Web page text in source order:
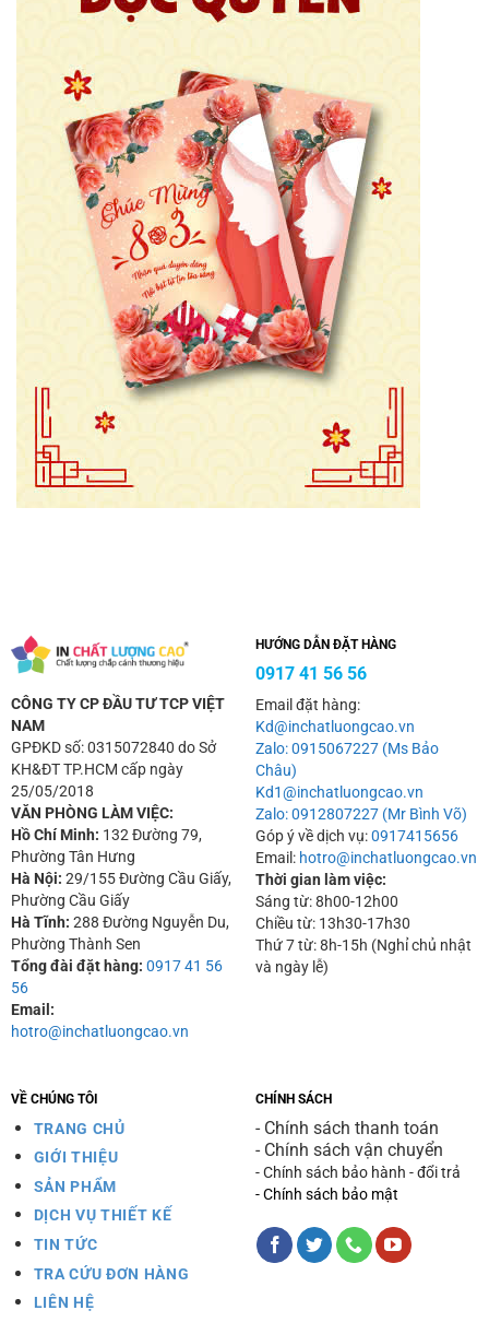
CÔNG TY CP ĐẦU TƯ TCP VIỆT
NAM
GPĐKD số: 0315072840 do Sở
KH&ĐT TP.HCM cấp ngày
25/05/2018
VĂN PHÒNG LÀM VIỆC:
Hồ Chí Minh: 132 Đường 79,
Phường Tân Hưng
Hà Nội: 29/155 Đường Cầu Giấy,
Phường Cầu Giấy
Hà Tĩnh: 288 Đường Nguyễn Du,
Phường Thành Sen
Tổng đài đặt hàng: 0917 41 56
56
Email:
hotro@inchatluongcao.vn
HƯỚNG DẪN ĐẶT HÀNG
0917 41 56 56
Email đặt hàng:
Kd@inchatluongcao.vn
Zalo: 0915067227 (Ms Bảo
Châu)
Kd1@inchatluongcao.vn
Zalo: 0912807227 (Mr Bình Võ)
Góp ý về dịch vụ:0917415656
Email: hotro@inchatluongcao.vn
Thời gian làm việc:
Sáng từ: 8h00-12h00
Chiều từ: 13h30-17h30
Thứ 7 từ: 8h-15h (Nghỉ chủ nhật
và ngày lễ)
VỀ CHÚNG TÔI
TRANG CHỦ
GIỚI THIỆU
SẢN PHẨM
DỊCH VỤ THIẾT KẾ
TIN TỨC
TRA CỨU ĐƠN HÀNG
LIÊN HỆ
CHÍNH SÁCH
- Chính sách thanh toán
- Chính sách vận chuyển
- Chính sách bảo hành - đổi trả
- Chính sách bảo mật